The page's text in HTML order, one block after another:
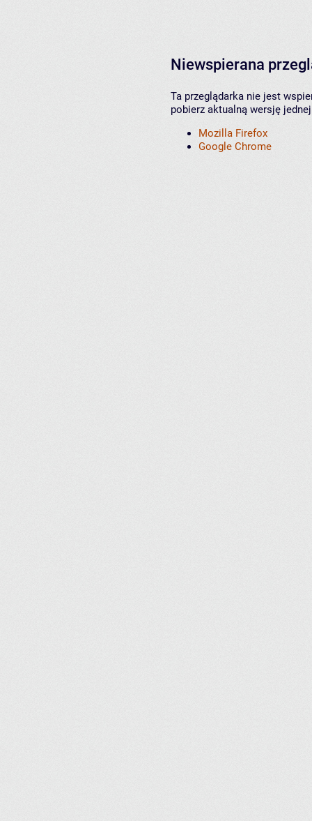
Niewspierana
Ta przeglądarka nie jest
pobierz aktualną wersję
Mozilla Firefox
Google Chrome